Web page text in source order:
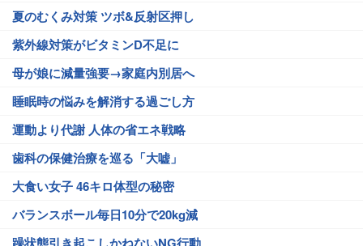
夏のむくみ対策 ツボ&反射区押し
紫外線対策がビタミンD不足に
母が娘に減量強要→家庭内別居へ
睡眠時の悩みを解消する過ごし方
運動より代謝 人体の省エネ戦略
歯科の保健治療を巡る「大嘘」
大食い女子 46キロ体型の秘密
バランスボール毎日10分で20kg減